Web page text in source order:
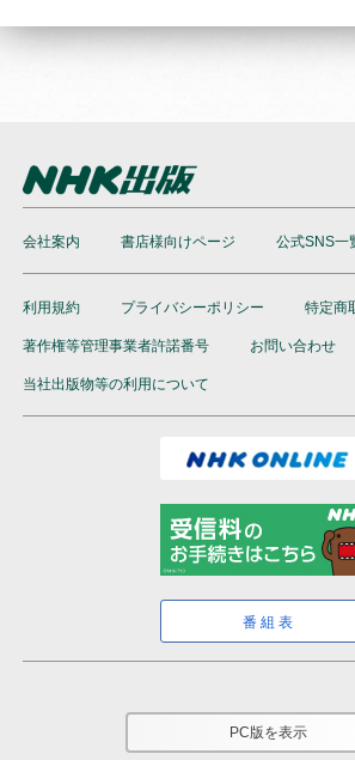
会社案内 書店様向けページ 公式SNS一
利用規約 プライバシーポリシー 特定商
著作権等管理事業者許諾番号 お問い合わせ
当社出版物等の利用について
番組表
PC版を表示